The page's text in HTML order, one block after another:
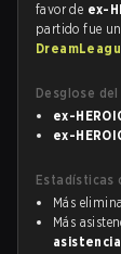
favor de ex-
partido fue
Desglose
ex-
ex-
Estadísticas
Más
Más